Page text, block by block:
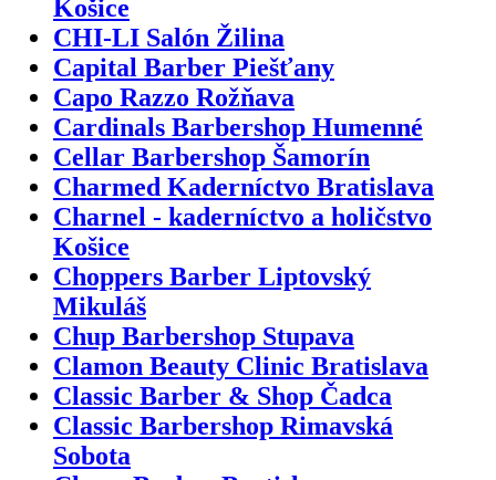
Košice
CHI-LI Salón Žilina
Capital Barber Piešťany
Capo Razzo Rožňava
Cardinals Barbershop Humenné
Cellar Barbershop Šamorín
Charmed Kaderníctvo Bratislava
Charnel - kaderníctvo a holičstvo
Košice
Choppers Barber Liptovský
Mikuláš
Chup Barbershop Stupava
Clamon Beauty Clinic Bratislava
Classic Barber & Shop Čadca
Classic Barbershop Rimavská
Sobota